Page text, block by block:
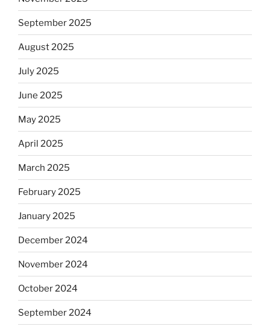
September 2025
August 2025
July 2025
June 2025
May 2025
April 2025
March 2025
February 2025
January 2025
December 2024
November 2024
October 2024
September 2024